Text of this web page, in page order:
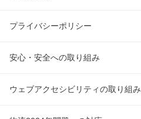
プライバシーポリシー
安心・安全への取り組み
ウェブアクセシビリティの取り組み